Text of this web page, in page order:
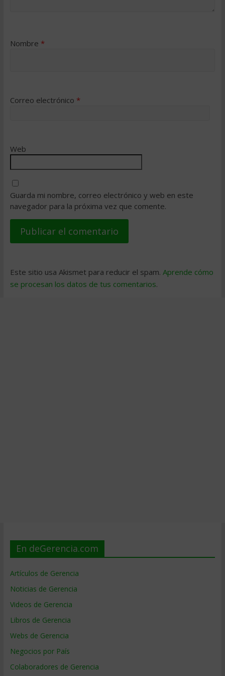
Nombre *
Correo electrónico *
Web
Guarda mi nombre, correo electrónico y web en este
navegador para la próxima vez que comente.
Este sitio usa Akismet para reducir el spam. Aprende cómo
se procesan los datos de tus comentarios.
En deGerencia.com
Artículos de Gerencia
Noticias de Gerencia
Videos de Gerencia
Libros de Gerencia
Webs de Gerencia
Negocios por País
Colaboradores de Gerencia